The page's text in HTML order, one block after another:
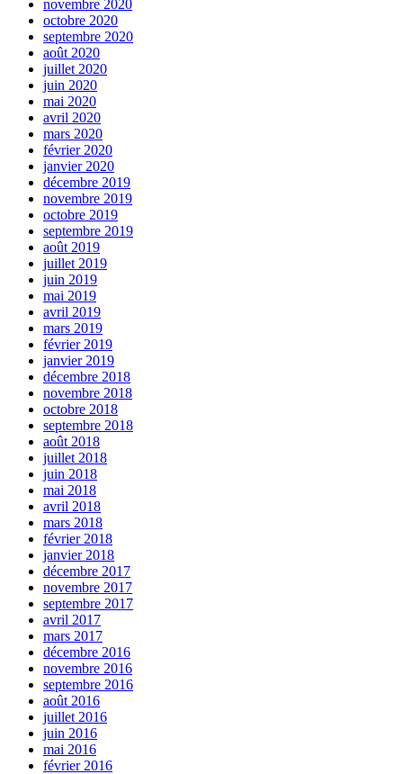
novembre 2020
octobre 2020
septembre 2020
août 2020
juillet 2020
juin 2020
mai 2020
avril 2020
mars 2020
février 2020
janvier 2020
décembre 2019
novembre 2019
octobre 2019
septembre 2019
août 2019
juillet 2019
juin 2019
mai 2019
avril 2019
mars 2019
février 2019
janvier 2019
décembre 2018
novembre 2018
octobre 2018
septembre 2018
août 2018
juillet 2018
juin 2018
mai 2018
avril 2018
mars 2018
février 2018
janvier 2018
décembre 2017
novembre 2017
septembre 2017
avril 2017
mars 2017
décembre 2016
novembre 2016
septembre 2016
août 2016
juillet 2016
juin 2016
mai 2016
février 2016